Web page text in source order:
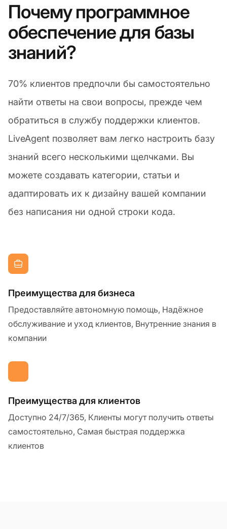
Почему программное
обеспечение для базы
знаний?
70% клиентов предпочли бы самостоятельно
найти ответы на свои вопросы, прежде чем
обратиться в службу поддержки клиентов.
LiveAgent позволяет вам легко настроить базу
знаний всего несколькими щелчками. Вы
можете создавать категории, статьи и
адаптировать их к дизайну вашей компании
без написания ни одной строки кода.
Преимущества для бизнеса
Предоставляйте автономную помощь, Надёжное
обслуживание и уход клиентов, Внутренние знания в
компании
Преимущества для клиентов
Доступно 24/7/365, Клиенты могут получить ответы
самостоятельно, Самая быстрая поддержка
клиентов